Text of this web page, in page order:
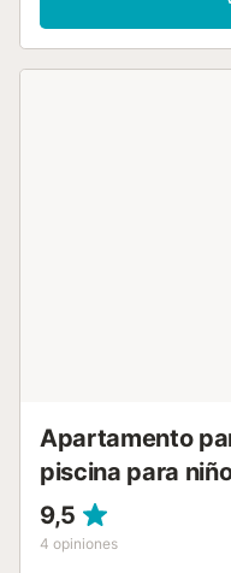
zona exterior privada
propiedad tiene acceso
Apartamento
piscina para
9,5
4 opiniones